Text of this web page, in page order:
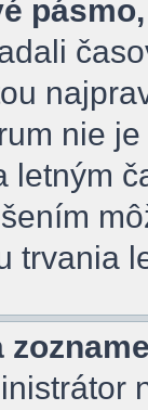
nie
letným
trvania